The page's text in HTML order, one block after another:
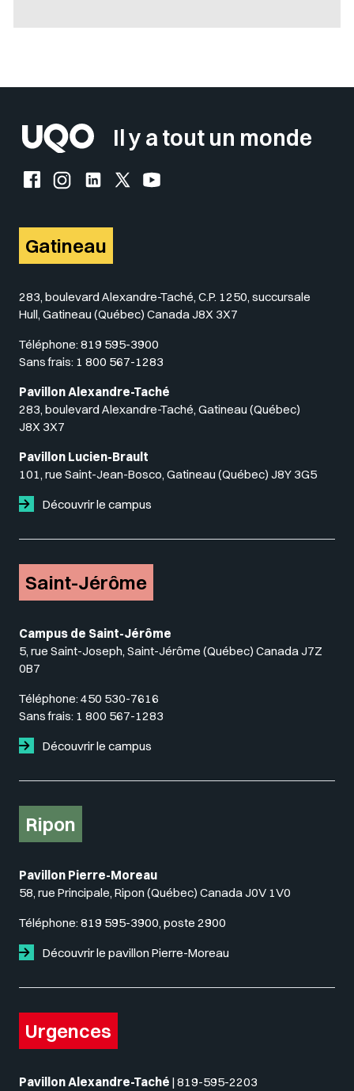
Il y a tout un monde
Facebook de l'UQO
Instagram de l'UQO
LinkedIn de l'UQO
X (Twitter) de l'UQO
YouTube de l'UQO
Gatineau
283, boulevard Alexandre-Taché, C.P. 1250, succursale
Hull, Gatineau (Québec) Canada J8X 3X7
Téléphone: 819 595-3900
Sans frais: 1 800 567-1283
Pavillon Alexandre-Taché
283, boulevard Alexandre-Taché, Gatineau (Québec)
J8X 3X7
Pavillon Lucien-Brault
101, rue Saint-Jean-Bosco, Gatineau (Québec) J8Y 3G5
Découvrir le campus
Saint-Jérôme
Campus de Saint-Jérôme
5, rue Saint-Joseph, Saint-Jérôme (Québec) Canada J7Z
0B7
Téléphone: 450 530-7616
Sans frais: 1 800 567-1283
Découvrir le campus
Ripon
Pavillon Pierre-Moreau
58, rue Principale, Ripon (Québec) Canada J0V 1V0
Téléphone: 819 595-3900, poste 2900
Découvrir le pavillon Pierre-Moreau
Urgences
Pavillon Alexandre-Taché | 819-595-2203